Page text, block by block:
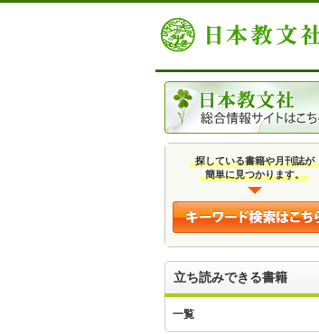
探している書籍や月刊誌が
簡単に見つかります。
立ち読みできる書籍
一覧